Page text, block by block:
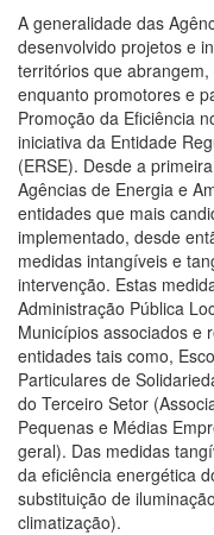
A generalidade das
desenvolvido projetos e
territórios que
enquanto promotores e
Promoção da Eficiência
iniciativa da Entidade
(ERSE). Desde a
Agências de Energia e
entidades que mais
implementado, desde
medidas intangíveis e
intervenção. Estas
Administração Pública
Municípios associados e
entidades tais como,
Particulares de
do Terceiro Setor
Pequenas e Médias
geral). Das medidas
da eficiência energética
substituição de
climatização).